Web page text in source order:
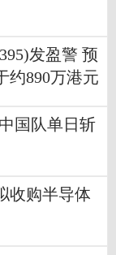
发盈警 预
约890万港元
国队单日斩
收购半导体